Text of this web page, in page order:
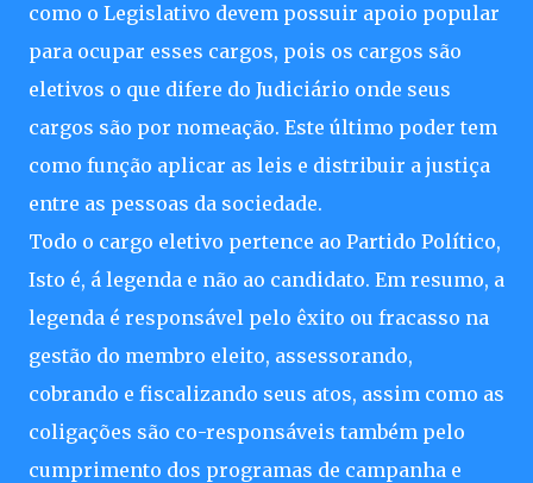
como o Legislativo devem possuir apoio popular
para ocupar esses cargos, pois os cargos são
eletivos o que difere do Judiciário onde seus
cargos são por nomeação. Este último poder tem
como função aplicar as leis e distribuir a justiça
entre as pessoas da sociedade.
Todo o cargo eletivo pertence ao Partido Político,
Isto é, á legenda e não ao candidato. Em resumo, a
legenda é responsável pelo êxito ou fracasso na
gestão do membro eleito, assessorando,
cobrando e fiscalizando seus atos, assim como as
coligações são co-responsáveis também pelo
cumprimento dos programas de campanha e